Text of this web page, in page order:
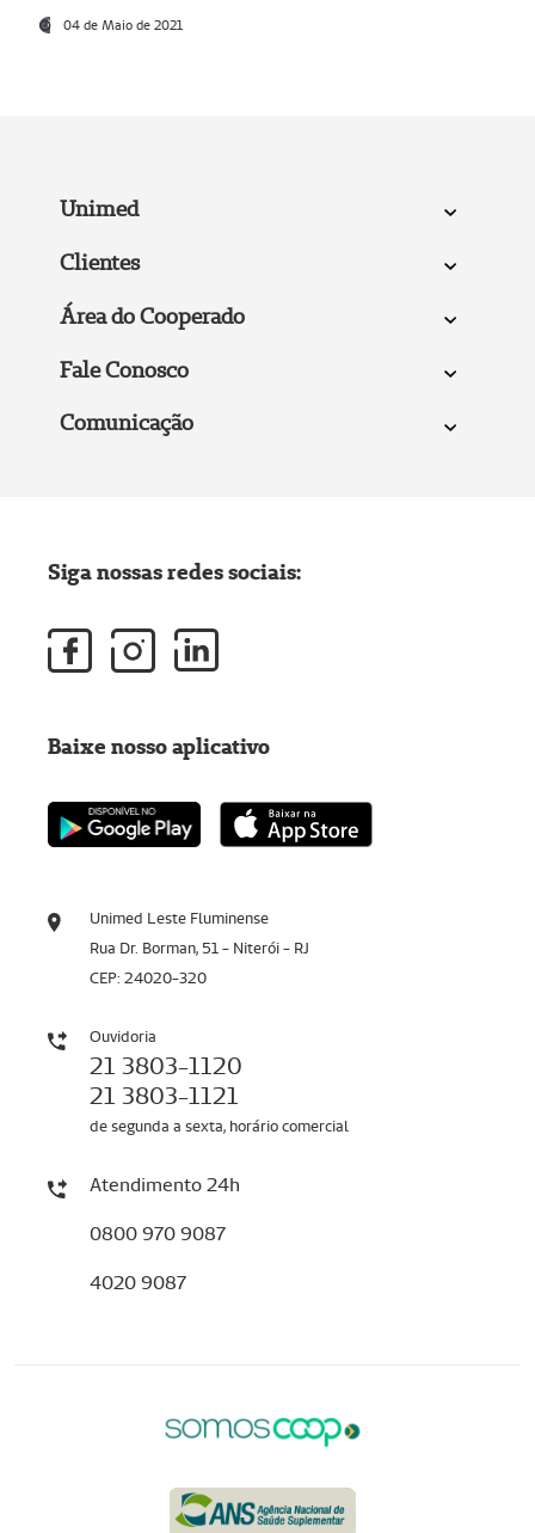
04 de Maio de 2021
Unimed
Clientes
Área do Cooperado
Fale Conosco
Comunicação
Unimed Leste Fluminense
Rua Dr. Borman, 51 - Niterói - RJ
CEP: 24020-320
Ouvidoria
21 3803-1120
21 3803-1121
de segunda a sexta, horário comercial
Atendimento 24h
0800 970 9087
4020 9087
Siga nossas redes sociais:
Baixe nosso aplicativo